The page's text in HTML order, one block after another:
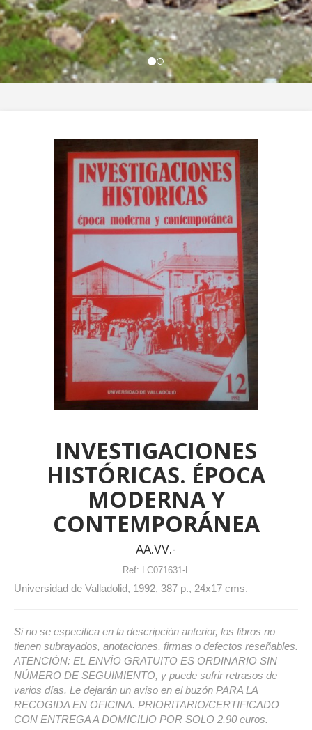
INVESTIGACIONES
HISTÓRICAS. ÉPOCA
MODERNA Y
CONTEMPORÁNEA
AA.VV.-
Ref: LC071631-L
Universidad de Valladolid, 1992, 387 p., 24x17 cms.
Si no se especifica en la descripción anterior, los libros no
tienen subrayados, anotaciones, firmas o defectos reseñables.
ATENCIÓN: EL ENVÍO GRATUITO ES ORDINARIO SIN
NÚMERO DE SEGUIMIENTO, y puede sufrir retrasos de
varios días. Le dejarán un aviso en el buzón PARA LA
RECOGIDA EN OFICINA. PRIORITARIO/CERTIFICADO
CON ENTREGA A DOMICILIO POR SOLO 2,90 euros.